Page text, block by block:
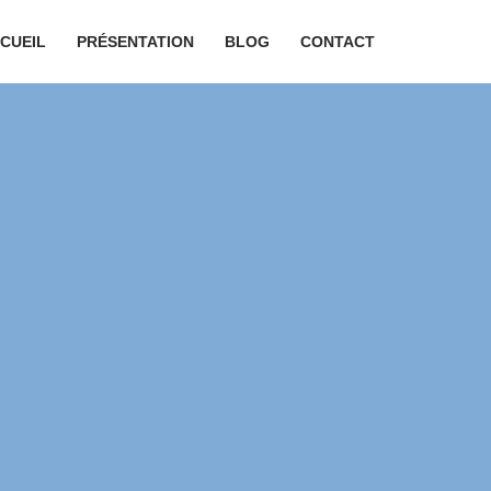
PRÉSENTATION BLOG CONTACT